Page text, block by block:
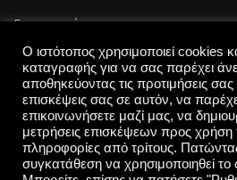
Επικοινωνία
Ο ιστότοπος χρησιμοποιεί cookies
καταγραφής για να σας παρέχει
αποθηκεύοντας τις προτιμήσεις
επισκέψεις σας σε αυτόν, να
επικοινωνήσετε μαζί μας, να
μετρήσεις επισκέψεων προς χρήση
πληροφορίες από τρίτους.
συγκατάθεση να χρησιμοποιηθεί